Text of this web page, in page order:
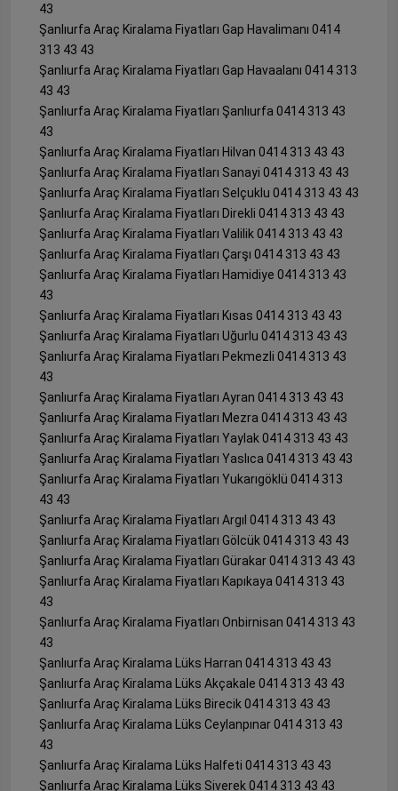
43
Şanlıurfa Araç Kiralama Fiyatları Gap Havalimanı 0414
313 43 43
Şanlıurfa Araç Kiralama Fiyatları Gap Havaalanı 0414 313
43 43
Şanlıurfa Araç Kiralama Fiyatları Şanlıurfa 0414 313 43
43
Şanlıurfa Araç Kiralama Fiyatları Hilvan 0414 313 43 43
Şanlıurfa Araç Kiralama Fiyatları Sanayi 0414 313 43 43
Şanlıurfa Araç Kiralama Fiyatları Selçuklu 0414 313 43 43
Şanlıurfa Araç Kiralama Fiyatları Direkli 0414 313 43 43
Şanlıurfa Araç Kiralama Fiyatları Valilik 0414 313 43 43
Şanlıurfa Araç Kiralama Fiyatları Çarşı 0414 313 43 43
Şanlıurfa Araç Kiralama Fiyatları Hamidiye 0414 313 43
43
Şanlıurfa Araç Kiralama Fiyatları Kısas 0414 313 43 43
Şanlıurfa Araç Kiralama Fiyatları Uğurlu 0414 313 43 43
Şanlıurfa Araç Kiralama Fiyatları Pekmezli 0414 313 43
43
Şanlıurfa Araç Kiralama Fiyatları Ayran 0414 313 43 43
Şanlıurfa Araç Kiralama Fiyatları Mezra 0414 313 43 43
Şanlıurfa Araç Kiralama Fiyatları Yaylak 0414 313 43 43
Şanlıurfa Araç Kiralama Fiyatları Yaslıca 0414 313 43 43
Şanlıurfa Araç Kiralama Fiyatları Yukarıgöklü 0414 313
43 43
Şanlıurfa Araç Kiralama Fiyatları Argıl 0414 313 43 43
Şanlıurfa Araç Kiralama Fiyatları Gölcük 0414 313 43 43
Şanlıurfa Araç Kiralama Fiyatları Gürakar 0414 313 43 43
Şanlıurfa Araç Kiralama Fiyatları Kapıkaya 0414 313 43
43
Şanlıurfa Araç Kiralama Fiyatları Onbirnisan 0414 313 43
43
Şanlıurfa Araç Kiralama Lüks Harran 0414 313 43 43
Şanlıurfa Araç Kiralama Lüks Akçakale 0414 313 43 43
Şanlıurfa Araç Kiralama Lüks Birecik 0414 313 43 43
Şanlıurfa Araç Kiralama Lüks Ceylanpınar 0414 313 43
43
Şanlıurfa Araç Kiralama Lüks Halfeti 0414 313 43 43
Şanlıurfa Araç Kiralama Lüks Siverek 0414 313 43 43